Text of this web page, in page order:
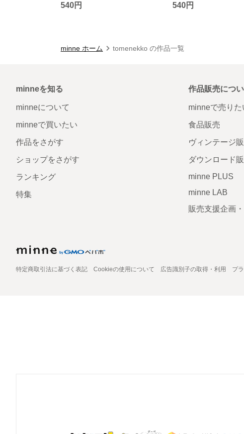
540円 540円
minne ホーム tomenekko の作品一覧
minneを知る
minneについて
minneで買いたい
作品をさがす
ショップをさがす
ランキング
特集
作品販売につ
minneで売りた
食品販売
ヴィンテージ
ダウンロード
minne PLUS
minne LAB
販売支援企画
特定商取引法に基づく表記 Cookieの使用について 広告識別子の取得・利用 プ